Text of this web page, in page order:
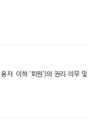
. 이하 ‘회원’)의 권리∙의무